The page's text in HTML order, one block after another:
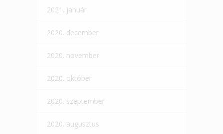
2021. január
2020. december
2020. november
2020. október
2020. szeptember
2020. augusztus